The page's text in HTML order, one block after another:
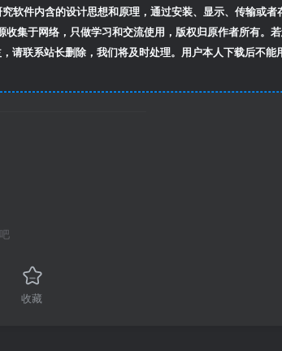
软件内含的设计思想和原理，通过安装、显示、传输或者
集于网络，只做学习和交流使用，版权归原作者所有。
请联系站长删除，我们将及时处理。用户本人下载后不能
收藏